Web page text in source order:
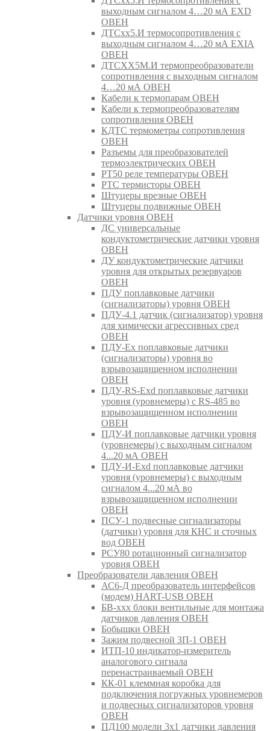
выходным сигналом 4…20 мА EXD
ОВЕН
ДТСхх5.И термосопротивления с
выходным сигналом 4…20 мА EXIA
ОВЕН
ДТСХХ5М.И термопреобразователи
сопротивления с выходным сигналом
4…20 мА ОВЕН
Кабели к термопарам ОВЕН
Кабели к термопреобразователям
сопротивления ОВЕН
КДТС термометры сопротивления
ОВЕН
Разъемы для преобразователей
термоэлектрических ОВЕН
РТ50 реле температуры ОВЕН
РТС термисторы ОВЕН
Штуцеры врезные ОВЕН
Штуцеры подвижные ОВЕН
Датчики уровня ОВЕН
ДС универсальные
кондуктометрические датчики уровня
ОВЕН
ДУ кондуктометрические датчики
уровня для открытых резервуаров
ОВЕН
ПДУ поплавковые датчики
(сигнализаторы) уровня ОВЕН
ПДУ-4.1 датчик (сигнализатор) уровня
для химически агрессивных сред
ОВЕН
ПДУ-Ex поплавковые датчики
(сигнализаторы) уровня во
взрывозащищенном исполнении
ОВЕН
ПДУ-RS-Exd поплавковые датчики
уровня (уровнемеры) с RS-485 во
взрывозащищенном исполнении
ОВЕН
ПДУ-И поплавковые датчики уровня
(уровнемеры) с выходным сигналом
4...20 мА ОВЕН
ПДУ-И-Exd поплавковые датчики
уровня (уровнемеры) с выходным
сигналом 4...20 мА во
взрывозащищенном исполнении
ОВЕН
ПСУ-1 подвесные сигнализаторы
(датчики) уровня для КНС и сточных
вод ОВЕН
РСУ80 ротационный сигнализатор
уровня ОВЕН
Преобразователи давления ОВЕН
АС6-Д преобразователь интерфейсов
(модем) HART-USB ОВЕН
БВ-ххх блоки вентильные для монтажа
датчиков давления ОВЕН
Бобышки ОВЕН
Зажим подвесной ЗП-1 ОВЕН
ИТП-10 индикатор-измеритель
аналогового сигнала
перенастраиваемый ОВЕН
КК-01 клеммная коробка для
подключения погружных уровнемеров
и подвесных сигнализаторов уровня
ОВЕН
ПД100 модели 3х1 датчики давления